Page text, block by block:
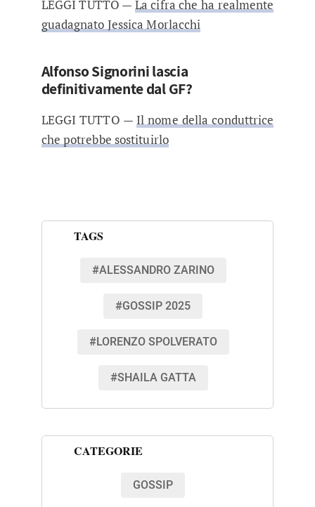
LEGGI TUTTO — La cifra che ha realmente
guadagnato Jessica Morlacchi
Alfonso Signorini lascia
definitivamente dal GF?
LEGGI TUTTO — Il nome della conduttrice
che potrebbe sostituirlo
TAGS
#ALESSANDRO ZARINO
#GOSSIP 2025
#LORENZO SPOLVERATO
#SHAILA GATTA
CATEGORIE
GOSSIP